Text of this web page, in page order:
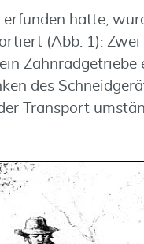
erfunden hatte,
(Abb. 1):
des
Transport